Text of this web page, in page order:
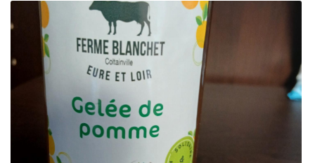
En cochant cette case, vous consentez à recevoir nos propositions commerciales à
l'adresse email indiqué ci-dessus. Vous pouvez vous désinscrire à tout moment en
utilisant
le formulaire de désinscription
INSCRIPTION